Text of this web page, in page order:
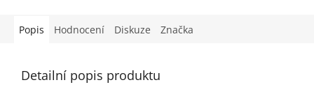
Popis Hodnocení Diskuze Značka
Detailní popis produktu